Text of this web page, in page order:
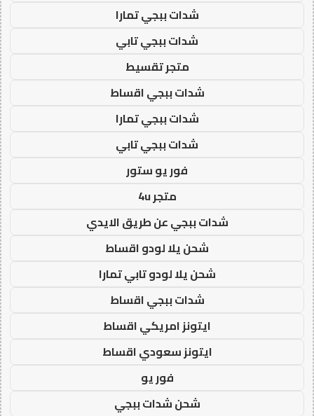
شدات ببجي تمارا
شدات ببجي تابي
متجر تقسيط
شدات ببجي اقساط
شدات ببجي تمارا
شدات ببجي تابي
فور يو ستور
متجر 4u
شدات ببجي عن طريق الايدي
شحن يلا لودو اقساط
شحن يلا لودو تابي تمارا
شدات ببجي اقساط
ايتونز امريكي اقساط
ايتونز سعودي اقساط
فور يو
شحن شدات ببجي